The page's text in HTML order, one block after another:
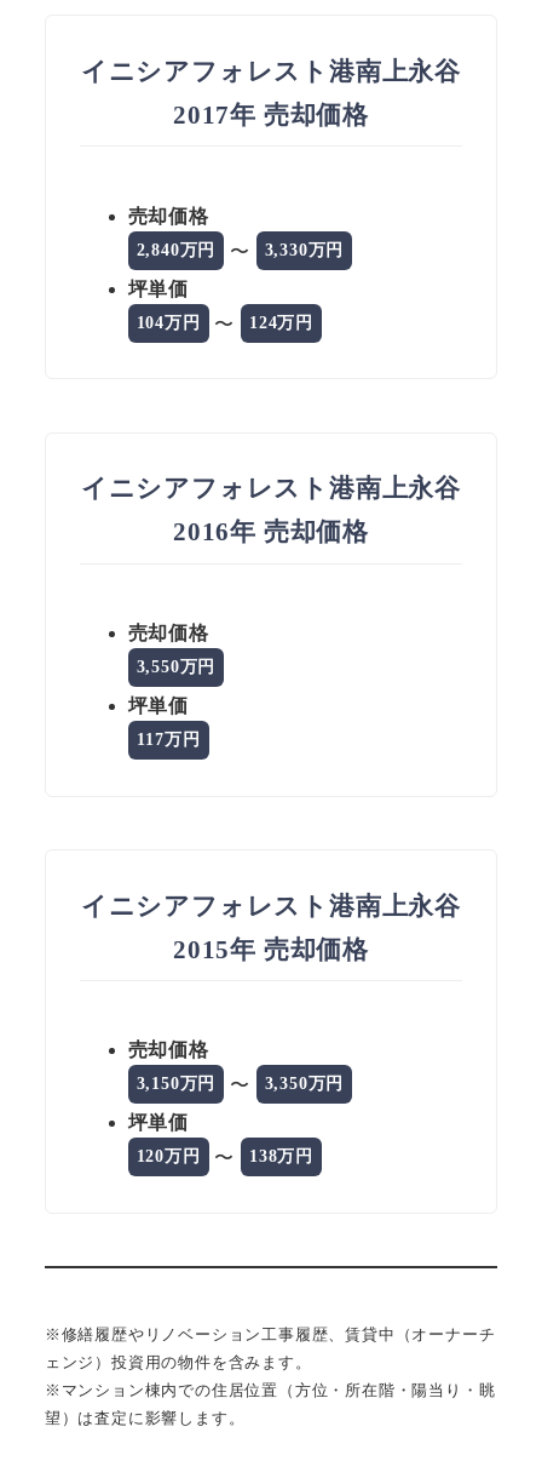
イニシアフォレスト港南上永谷
2017年 売却価格
売却価格
2,840万円 〜 3,330万円
坪単価
104万円 〜 124万円
イニシアフォレスト港南上永谷
2016年 売却価格
売却価格
3,550万円
坪単価
117万円
イニシアフォレスト港南上永谷
2015年 売却価格
売却価格
3,150万円 〜 3,350万円
坪単価
120万円 〜 138万円
※修繕履歴やリノベーション工事履歴、賃貸中（オーナーチ
ェンジ）投資用の物件を含みます。
※マンション棟内での住居位置（方位・所在階・陽当り・眺
望）は査定に影響します。